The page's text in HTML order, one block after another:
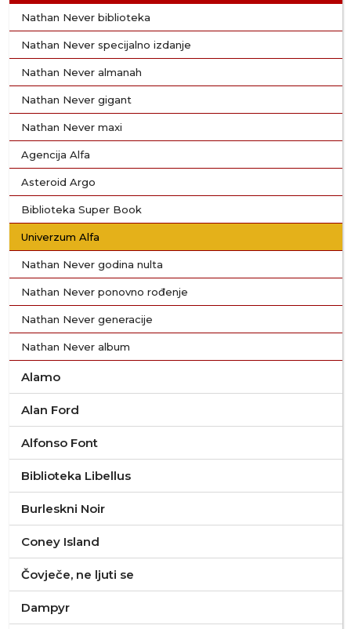
Nathan Never biblioteka
Nathan Never specijalno izdanje
Nathan Never almanah
Nathan Never gigant
Nathan Never maxi
Agencija Alfa
Asteroid Argo
Biblioteka Super Book
Univerzum Alfa
Nathan Never godina nulta
Nathan Never ponovno rođenje
Nathan Never generacije
Nathan Never album
Alamo
Alan Ford
Alfonso Font
Biblioteka Libellus
Burleskni Noir
Coney Island
Čovječe, ne ljuti se
Dampyr